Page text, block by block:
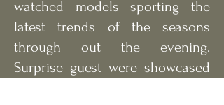
supporters gathered and
watched models sporting the
latest trends of the seasons
through out the evening.